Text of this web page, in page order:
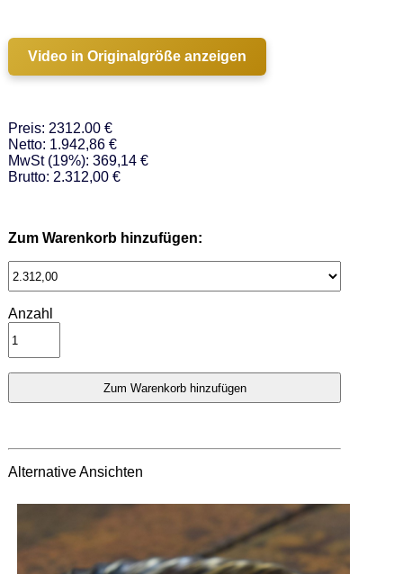
Video in Originalgröße anzeigen
Preis: 2312.00 €
Netto: 1.942,86 €
MwSt (19%): 369,14 €
Brutto: 2.312,00 €
Zum Warenkorb hinzufügen:
Anzahl
Alternative Ansichten